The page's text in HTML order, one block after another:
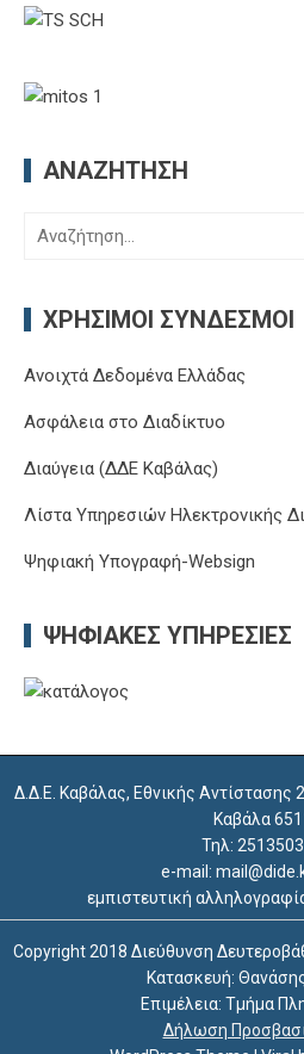
ΑΝΑΖΉΤΗΣΗ
Αναζήτηση
ΧΡΉΣΙΜΟΙ ΣΎΝΔΕΣΜΟΙ
Ανοιχτά Δεδομένα Ελλάδας
Ασφάλεια στο Διαδίκτυο
Διαύγεια (ΔΔΕ Καβάλας)
Λίστα Υπηρεσιών Ηλεκτρονικής
Ψηφιακή Υπογραφή-Websign
ΨΗΦΙΑΚΈΣ ΥΠΗΡΕΣΊΕΣ
Δ.Δ.Ε. Καβάλας, Εθνικής Αντίστασης
Καβάλα
Τηλ:
e-mail:
εμπιστευτική
Copyright 2018 Διεύθυνση
Κατασκευή:
Επιμέλεια: Τμήμα
Δήλωση